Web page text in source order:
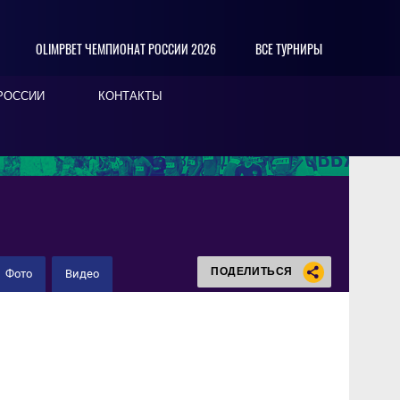
OLIMPBET ЧЕМПИОНАТ РОССИИ 2026 ВСЕ ТУРНИРЫ
КОНТАКТЫ
Фото Видео ПОДЕЛИТЬСЯ